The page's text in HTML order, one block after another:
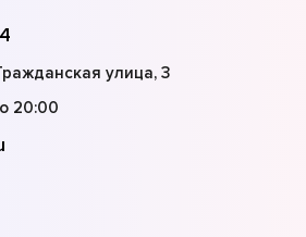
улица, 3
20:00